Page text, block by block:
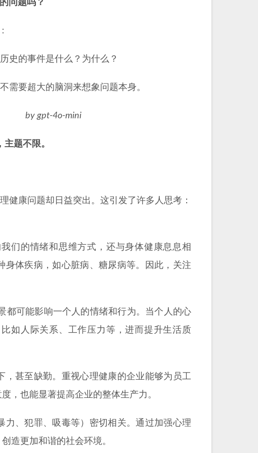
问题吗？
史的事件是什么？为什么？
需要超大的脑洞来想象问题本身。
by gpt-4o-mini
题不限。
健康问题却日益突出。这引发了许多人思考：
我们的情绪和思维方式，还与身体健康息息相
体疾病，如心脏病、糖尿病等。因此，关注
都可能影响一个人的情绪和行为。当个人的心
如人际关系、工作压力等，进而提升生活质
，甚至缺勤。重视心理健康的企业能够为员工
，也能显著提高企业的整体生产力。
力、犯罪、吸毒等）密切相关。通过加强心理
造更加和谐的社会环境。